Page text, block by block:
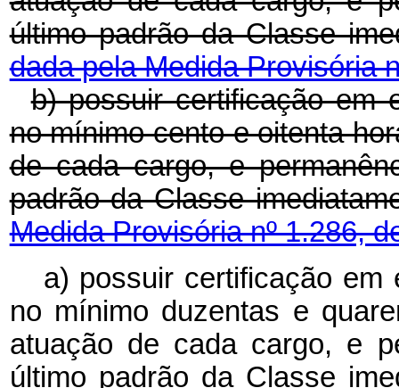
último padrão da Classe
dada pela Medida Provisória
b) possuir certificação em
no mínimo cento e oitenta
de cada cargo, e
padrão da Classe
Medida Provisória nº 1.286,
a) possuir certificação em
no mínimo duzentas e
atuação de cada cargo, e
último padrão da Classe